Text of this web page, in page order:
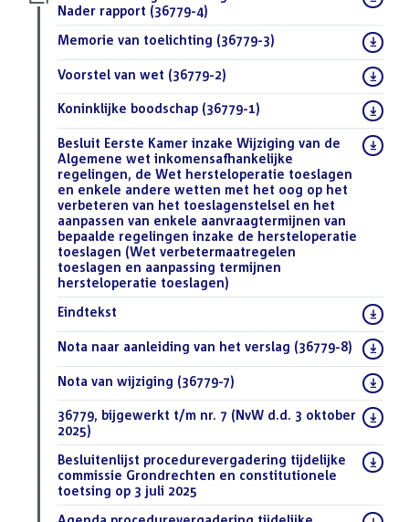
bestand:
Nader rapport (36779-4)
Download
Memorie van toelichting (36779-3)
Download
bestand:
Voorstel van wet (36779-2)
Download
bestand:
Koninklijke boodschap (36779-1)
Download
bestand:
Besluit Eerste Kamer inzake Wijziging van de
Algemene wet inkomensafhankelijke
regelingen, de Wet hersteloperatie toeslagen
en enkele andere wetten met het oog op het
verbeteren van het toeslagenstelsel en het
aanpassen van enkele aanvraagtermijnen van
bepaalde regelingen inzake de hersteloperatie
toeslagen (Wet verbetermaatregelen
toeslagen en aanpassing termijnen
hersteloperatie toeslagen)
Download
Eindtekst
Download
Nota naar aanleiding van het verslag (36779-8) (PDF)
Download
bestand:
Nota van wijziging (36779-7)
Download
bestand:
36779, bijgewerkt t/m nr. 7 (NvW d.d. 3 oktober
2025)
Download
bestand:
Besluitenlijst procedurevergadering tijdelijke
commissie Grondrechten en constitutionele
toetsing op 3 juli 2025